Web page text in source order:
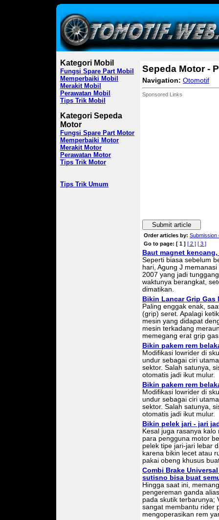
Kategori Mobil
Fungsi Spare Part Mobil
Memperbaiki Mobil
Merakit Mobil
Perawatan Mobil
Tips Trik Mobil
Kategori Sepeda
Motor
Fungsi Spare Part Motor
Memperbaiki Motor
Merakit Motor
Perawatan Motor
Tips Trik Motor
Tips Trik Umum
Sepeda Motor -
Navigation: Otomotif
Sponsored Links
Submit article
Order articles by: Submission
Go to page: [ 1 ] [ 2 ] [ 3 ]
Baut magnet
Seperti biasa sebelum
hari, Agung J
2007 yang jadi
waktunya berangkat,
dimatikan.
Bikin Lancar Grip Gas
Paling enggak enak,
(grip) seret. Apalagi
mesin yang didapat
mesin terkadang
memegang erat grip
Bikin pakem rem
Modifikasi lowrider di
undur sebagai ciri
sektor. Salah satunya,
otomatis jadi ikut mulur.
Bikin pakem rem
Modifikasi lowrider di
undur sebagai ciri
sektor. Salah satunya,
otomatis jadi ikut mulur.
Bikin pelek jari - jari
Kesal juga rasanya
para pengguna motor
pelek tipe jari-jari lebar
karena bikin lecet atau
pakai obeng khusus
Combi Brake
sutisno bisa buat
Hingga saat ini,
pengereman ganda
pada skutik terbarunya;
sangat membantu rider
mengoperasikan rem